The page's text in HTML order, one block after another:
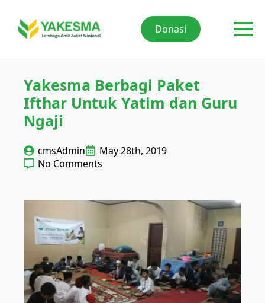
Donasi
Yakesma Berbagi Paket
Ifthar Untuk Yatim dan Guru
Ngaji
cmsAdmin
May 28th, 2019
No Comments